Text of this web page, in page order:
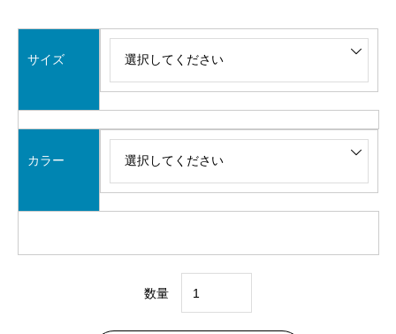
サイズ
カラー
数量
川